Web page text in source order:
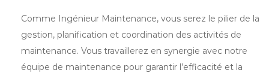
Comme Ingénieur Maintenance, vous serez le pilier de la
gestion, planification et coordination des activités de
maintenance. Vous travaillerez en synergie avec notre
équipe de maintenance pour garantir l’efficacité et la